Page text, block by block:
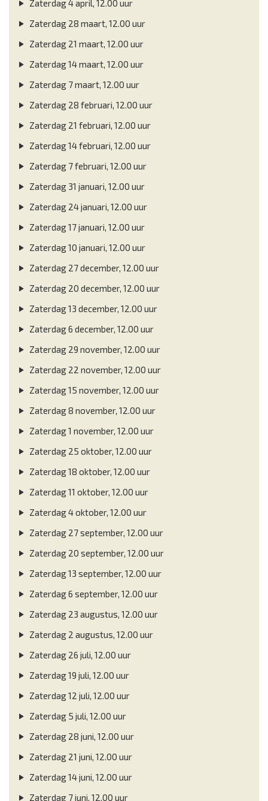
Zaterdag 4 april, 12.00 uur
Zaterdag 28 maart, 12.00 uur
Zaterdag 21 maart, 12.00 uur
Zaterdag 14 maart, 12.00 uur
Zaterdag 7 maart, 12.00 uur
Zaterdag 28 februari, 12.00 uur
Zaterdag 21 februari, 12.00 uur
Zaterdag 14 februari, 12.00 uur
Zaterdag 7 februari, 12.00 uur
Zaterdag 31 januari, 12.00 uur
Zaterdag 24 januari, 12.00 uur
Zaterdag 17 januari, 12.00 uur
Zaterdag 10 januari, 12.00 uur
Zaterdag 27 december, 12.00 uur
Zaterdag 20 december, 12.00 uur
Zaterdag 13 december, 12.00 uur
Zaterdag 6 december, 12.00 uur
Zaterdag 29 november, 12.00 uur
Zaterdag 22 november, 12.00 uur
Zaterdag 15 november, 12.00 uur
Zaterdag 8 november, 12.00 uur
Zaterdag 1 november, 12.00 uur
Zaterdag 25 oktober, 12.00 uur
Zaterdag 18 oktober, 12.00 uur
Zaterdag 11 oktober, 12.00 uur
Zaterdag 4 oktober, 12.00 uur
Zaterdag 27 september, 12.00 uur
Zaterdag 20 september, 12.00 uur
Zaterdag 13 september, 12.00 uur
Zaterdag 6 september, 12.00 uur
Zaterdag 23 augustus, 12.00 uur
Zaterdag 2 augustus, 12.00 uur
Zaterdag 26 juli, 12.00 uur
Zaterdag 19 juli, 12.00 uur
Zaterdag 12 juli, 12.00 uur
Zaterdag 5 juli, 12.00 uur
Zaterdag 28 juni, 12.00 uur
Zaterdag 21 juni, 12.00 uur
Zaterdag 14 juni, 12.00 uur
Zaterdag 7 juni, 12.00 uur